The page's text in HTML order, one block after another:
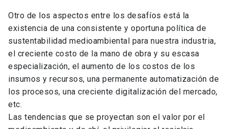
Otro de los aspectos entre los desafíos está la
existencia de una consistente y oportuna política de
sustentabilidad medioambiental para nuestra industria,
el creciente costo de la mano de obra y su escasa
especialización, el aumento de los costos de los
insumos y recursos, una permanente automatización de
los procesos, una creciente digitalización del mercado,
etc.
Las tendencias que se proyectan son el valor por el